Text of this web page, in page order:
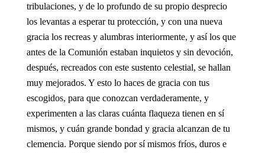
tribulaciones, y de lo profundo de su propio desprecio
los levantas a esperar tu protección, y con una nueva
gracia los recreas y alumbras interiormente, y así los que
antes de la Comunión estaban inquietos y sin devoción,
después, recreados con este sustento celestial, se hallan
muy mejorados. Y esto lo haces de gracia con tus
escogidos, para que conozcan verdaderamente, y
experimenten a las claras cuánta flaqueza tienen en sí
mismos, y cuán grande bondad y gracia alcanzan de tu
clemencia. Porque siendo por sí mismos fríos, duros e